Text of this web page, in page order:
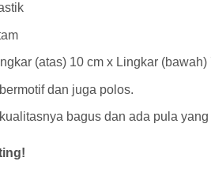
(atas) 10 cm x Lingkar
dan juga polos.
bagus dan ada pula